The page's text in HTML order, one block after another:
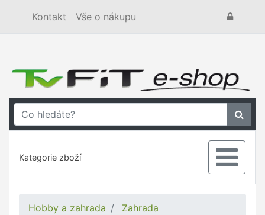
Kontakt Vše o nákupu
Kategorie zboží
Hobby a zahrada
Zahrada